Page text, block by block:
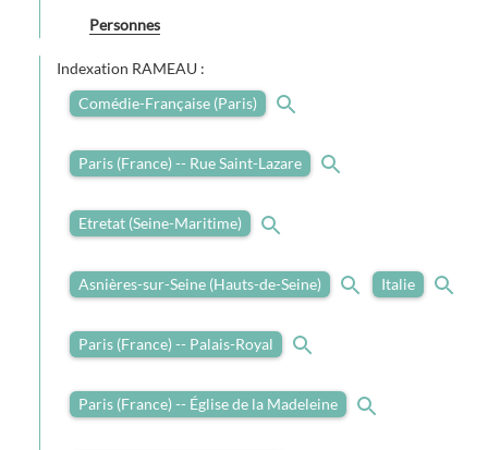
Personnes
Indexation RAMEAU :
Comédie-Française (Paris)
Paris (France) -- Rue Saint-Lazare
Etretat (Seine-Maritime)
Asnières-sur-Seine (Hauts-de-Seine) Italie
Paris (France) -- Palais-Royal
Paris (France) -- Église de la Madeleine